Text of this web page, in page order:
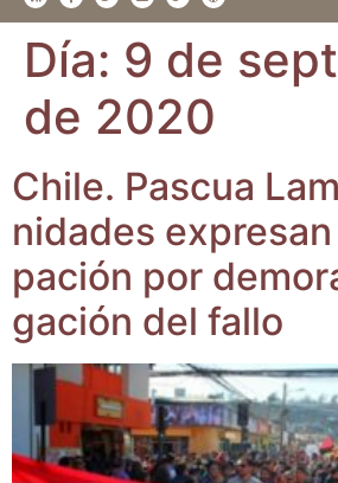
Día: 9 de
de 2020
Chi­le. Pas­cua
ni­da­des
pa­ción por
ga­ción del fallo